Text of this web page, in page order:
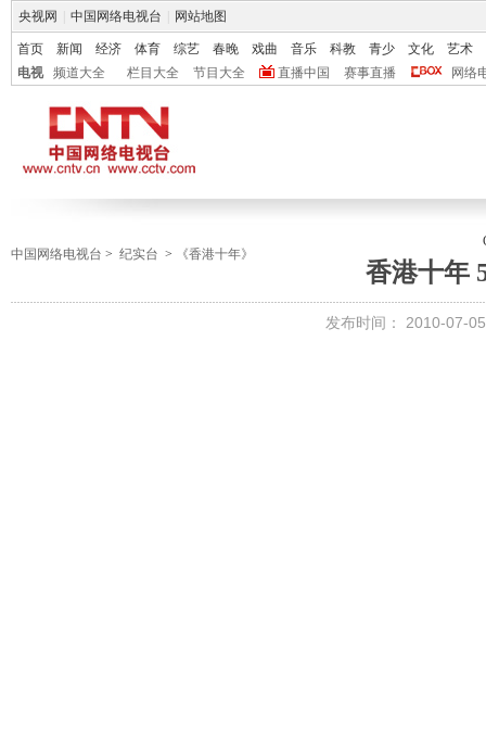
央视网 中国网络电视台 网站地图
首页 新闻 经济 体育 综艺 春晚 戏曲 音乐 科教 青少 文化
艺术
电视
频道大全 栏目大全 节目大全 直播中国 赛事直播 网络
中国网络电视台 > 纪实台 > 《香港十年》
香港十年
发布时间： 2010-07-